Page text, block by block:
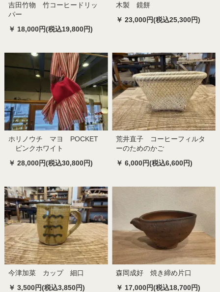
吉田竹物 竹コーヒードリッ
パー
￥ 18,000円(税込19,800円)
木製 鏡餅
￥ 23,000円(税込25,300円)
ホリノウチ マヨ POCKET
ピンクホワイト
￥ 28,000円(税込30,800円)
荒井直子 コーヒーフィルタ
ーのためのかご
￥ 6,000円(税込6,600円)
今津加菜 カップ 細口
￥ 3,500円(税込3,850円)
森岡成好 焼き締め片口
￥ 17,000円(税込18,700円)